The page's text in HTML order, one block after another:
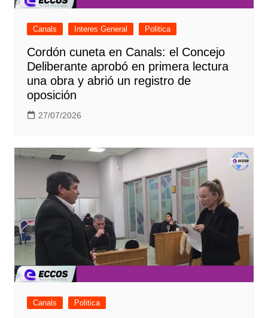
Canals Interes General Politica
Cordón cuneta en Canals: el Concejo
Deliberante aprobó en primera lectura
una obra y abrió un registro de
oposición
27/07/2026
Canals Politica